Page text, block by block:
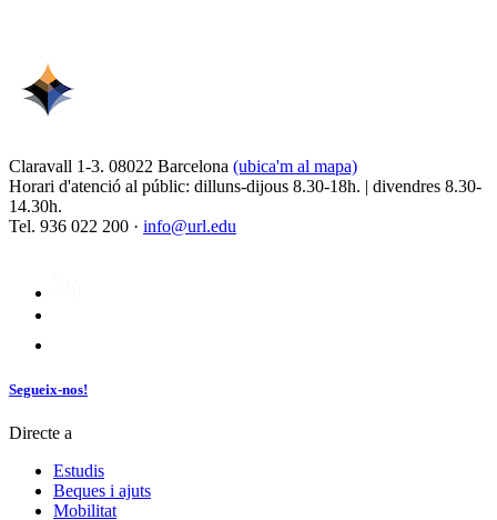
Claravall 1-3. 08022 Barcelona (ubica'm al mapa)
Horari d'atenció al públic: dilluns-dijous 8.30-18h. | divendres 8.30-
14.30h.
Tel. 936 022 200 · info@url.edu
Segueix-nos!
Directe a
Estudis
Beques i ajuts
Mobilitat